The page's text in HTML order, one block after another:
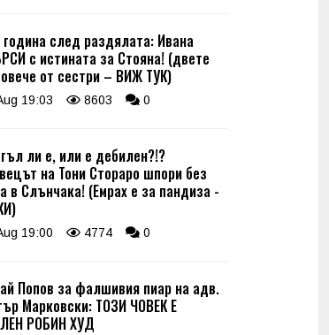
след раздялата: Ивана
с истината за Стояна! (двете
от сестри – ВИЖ ТУК)
19:03 8603 0
ли е, или е дебилен?!?
на Тони Стораро шпори без
в Слънчака! (Емрах е за пандиза -
19:00 4774 0
Попов за фалшивия пиар на адв.
Марковски: ТОЗИ ЧОВЕК Е
РОБИН ХУД